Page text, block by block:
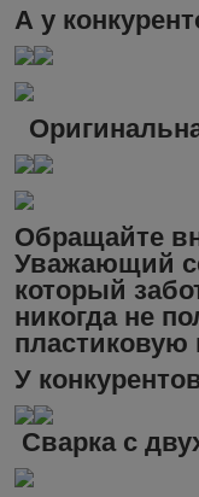
А у
Обращайте
Уважающий
который
никогда не
пластиковую
У
Сварка с